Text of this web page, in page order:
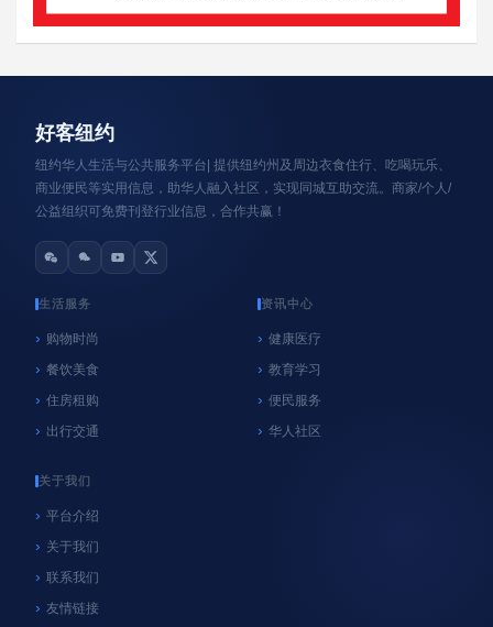
心系纽约
NYC官方垃圾桶执法再延期！9月8日前未使用官
06/18/2026
好客纽约
纽约华人生活与公共服务平台| 提供纽约州及周边衣食住行、吃喝玩乐、
商业便民等实用信息，助华人融入社区，实现同城互助交流。商家/个人/
公益组织可免费刊登行业信息，合作共赢！
生活服务
购物时尚
餐饮美食
住房租购
出行交通
资讯中心
健康医疗
教育学习
便民服务
华人社区
关于我们
平台介绍
关于我们
联系我们
友情链接